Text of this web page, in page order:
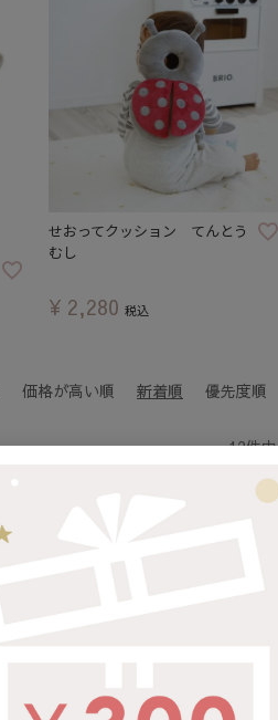
せおってクッション てんとう
むし
¥ 2,280 税込
価格が高い順 新着順 優先度順
12件中